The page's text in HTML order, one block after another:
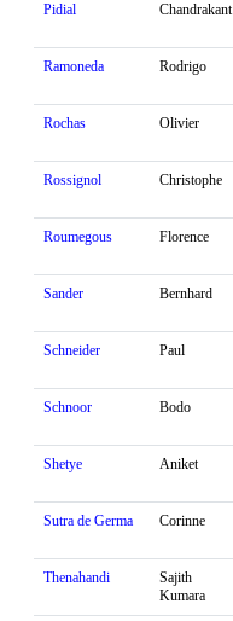
Pidial Chandrakant
Ramoneda Rodrigo
Rochas Olivier
Rossignol Christophe
Roumegous Florence
Sander Bernhard
Schneider Paul
Schnoor Bodo
Shetye Aniket
Sutra de Germa Corinne
Thenahandi
Sajith
Kumara